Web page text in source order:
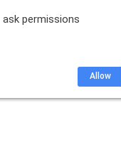
ask permissions
Allow